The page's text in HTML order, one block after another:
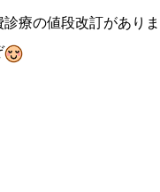
療の値段改訂がありま